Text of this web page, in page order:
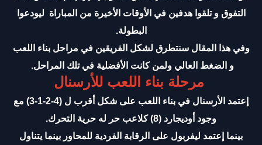
التفوق و تلقوا هدفين في الأوقات الأخيرة من المباراة ليودعوا
البطولة.
وفي هذا المقال سنتطرق لشكل الفريقين في مراحل بناء اللعب
و الضغط العالي ولمن كانت الأفضلية في تلك المراحل.
مرحلة بناء اللعب للأرسنال
إعتمد الأرسنال في بناء اللعب على شكل أقرب ل (4-2-1-3) مع
وجود أوديجارد (8) كلاعب حر له حرية التحرك.
بينما إعتمد ليفربول على الرقابة الفردية للمحاور بينما يتناول